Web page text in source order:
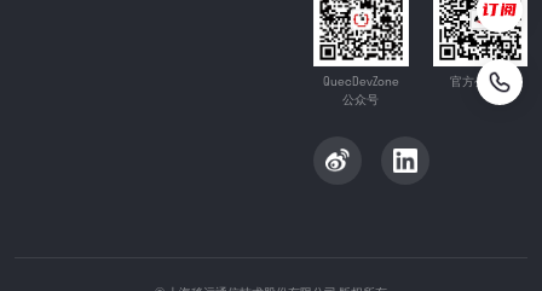
QuecDevZone
公众号
官方公众号